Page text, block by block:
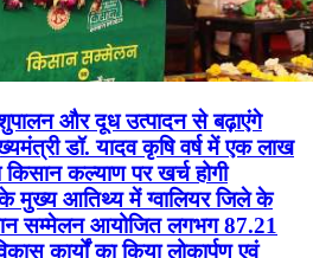
और दूध उत्पादन से बढ़ाएंगे
डॉ. यादव कृषि वर्ष में एक लाख
कल्याण पर खर्च होगी
मुख्य आतिथ्य में ग्वालियर जिले के
सम्मेलन आयोजित लगभग 87.21
कार्यों का किया लोकार्पण एवं